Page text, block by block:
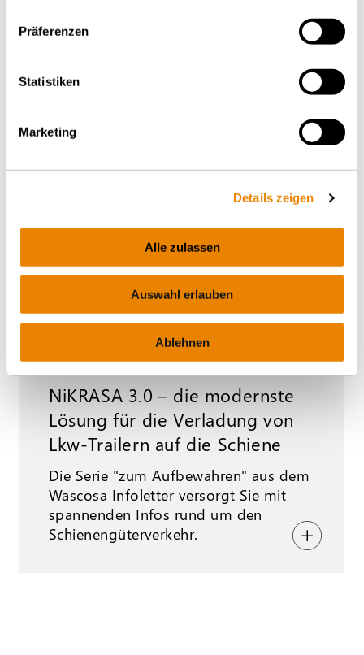
Präferenzen
Statistiken
Marketing
Details zeigen
Alle zulassen
Auswahl erlauben
Ablehnen
Digitale automatische Kupplung
(DAK) - Hintergrund und
NiKRASA 3.0 – die modernste
Lösung für die Verladung von
Lkw-Trailern auf die Schiene
Die Serie "zum Aufbewahren" aus dem
Wascosa Infoletter versorgt Sie mit
spannenden Infos rund um den
Schienengüterverkehr.